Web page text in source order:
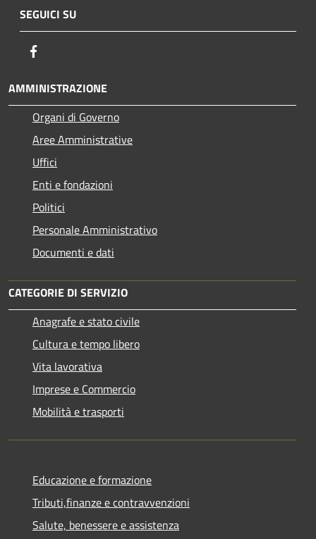
SEGUICI SU
AMMINISTRAZIONE
Organi di Governo
Aree Amministrative
Uffici
Enti e fondazioni
Politici
Personale Amministrativo
Documenti e dati
CATEGORIE DI SERVIZIO
Anagrafe e stato civile
Cultura e tempo libero
Vita lavorativa
Imprese e Commercio
Mobilità e trasporti
Educazione e formazione
Tributi,finanze e contravvenzioni
Salute, benessere e assistenza